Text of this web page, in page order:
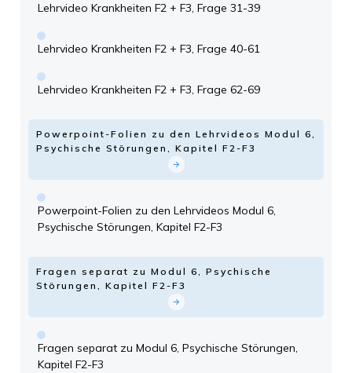
Lehrvideo Krankheiten F2 + F3, Frage 31-39
Lehrvideo Krankheiten F2 + F3, Frage 40-61
Lehrvideo Krankheiten F2 + F3, Frage 62-69
Powerpoint-Folien zu den Lehrvideos Modul 6,
Psychische Störungen, Kapitel F2-F3
Powerpoint-Folien zu den Lehrvideos Modul 6,
Psychische Störungen, Kapitel F2-F3
Fragen separat zu Modul 6, Psychische
Störungen, Kapitel F2-F3
Fragen separat zu Modul 6, Psychische Störungen,
Kapitel F2-F3